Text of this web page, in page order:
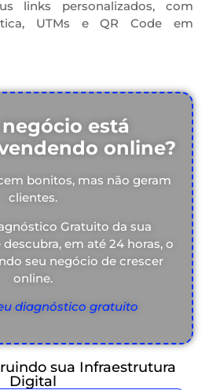
links personalizados, com
UTMs e QR Code em
negócio está
online?
bonitos, mas não geram
clientes.
Gratuito da sua
em até 24 horas, o
seu negócio de crescer
online.
diagnóstico gratuito
sua Infraestrutura
Digital